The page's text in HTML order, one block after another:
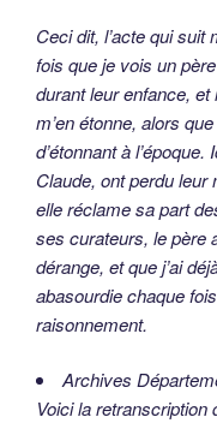
Ceci dit, l’acte qui suit
fois que je vois un
durant leur enfance,
m’en étonne, alors
d’étonnant à
Claude, ont perdu
elle réclame sa part
ses curateurs, le père
dérange, et que j’ai
abasourdie chaque
raisonnement.
Archives
Voici la retranscription